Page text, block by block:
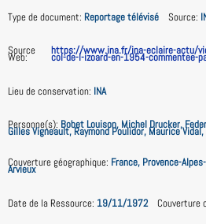
Type de document: Reportage télévisé Source:
Source
Web:
https://www.ina.fr/ina-eclaire-actu/
col-de-l-izoard-en-1954-commentee-
Lieu de conservation: INA
Personne(s): Bobet Louison, Michel Drucker,
Gilles Vigneault, Raymond Poulidor, Maurice
Couverture géographique: France, Provence-
Arvieux
Date de la Ressource: 19/11/1972 Couverture